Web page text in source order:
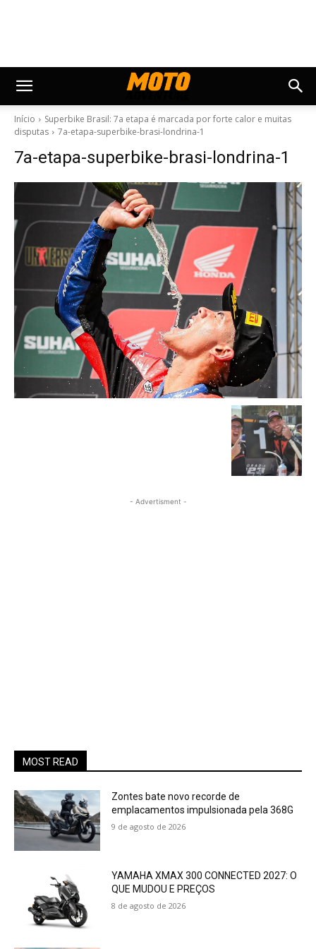
Início
Superbike Brasil: 7a etapa é marcada por forte calor e muitas
disputas
7a-etapa-superbike-brasi-londrina-1
7a-etapa-superbike-brasi-londrina-1
- Advertisment -
MOST READ
Zontes bate novo recorde de
emplacamentos impulsionada pela 368G
9 de agosto de 2026
YAMAHA XMAX 300 CONNECTED 2027: O
QUE MUDOU E PREÇOS
8 de agosto de 2026